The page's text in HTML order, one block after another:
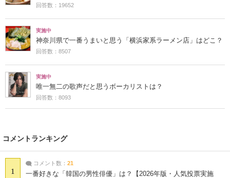
回答数：19652
実施中
神奈川県で一番うまいと思う「横浜家系ラーメン店」はどこ？
回答数：8507
実施中
唯一無二の歌声だと思うボーカリストは？
回答数：8093
コメントランキング
1
コメント数： 21
一番好きな「韓国の男性俳優」は？【2026年版・人気投票実施